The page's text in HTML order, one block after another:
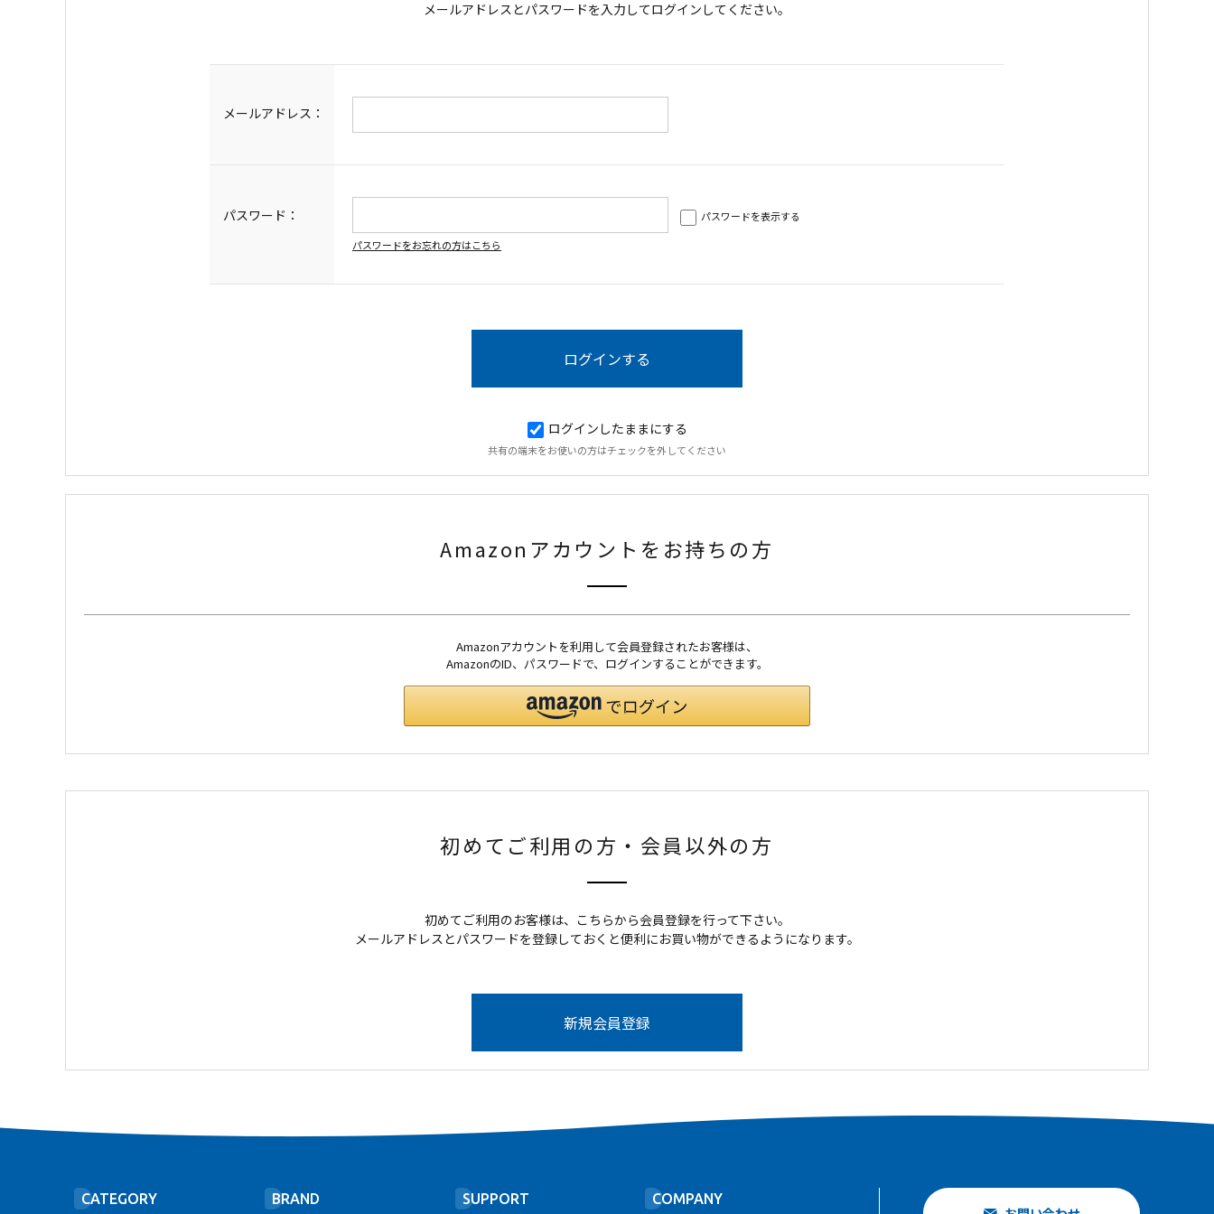
メールアドレスとパスワードを入力してログインしてください。
メールアドレス：
パスワード：
パスワードを表示する
パスワードをお忘れの方はこちら
ログインしたままにする
共有の端末をお使いの方はチェックを外してください
Amazonアカウントをお持ちの方
Amazonアカウントを利用して会員登録されたお客様は、
AmazonのID、パスワードで、ログインすることができます。
初めてご利用の方・会員以外の方
初めてご利用のお客様は、こちらから会員登録を行って下さい。
メールアドレスとパスワードを登録しておくと便利にお買い物ができるようになります。
CATEGORY BRAND SUPPORT COMPANY